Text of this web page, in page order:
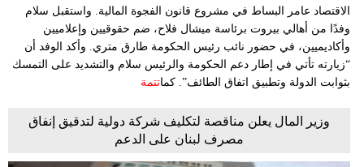
الاقتصاد عامر البساط في مشروع قانون الفجوة المالية. واستقبل سلام
وفدًا من أهالي بيروت برئاسة ميشال فلاح، ضم حقوقيين وإعلاميين
وأكاديميين، في حضور نائب رئيس الحكومة طارق متري. وأكد الوفد أن
“زيارته تأتي في إطار دعم الحكومة والرئيس سلام والتشديد على التمسك
بثوابت الدولة وتطبيق اتفاق الطائف”. كماتتمة
وزير المال يعلن مناقصة لتكليف شركة دولية لتدقيق إنفاق
مصرف لبنان على الدعم